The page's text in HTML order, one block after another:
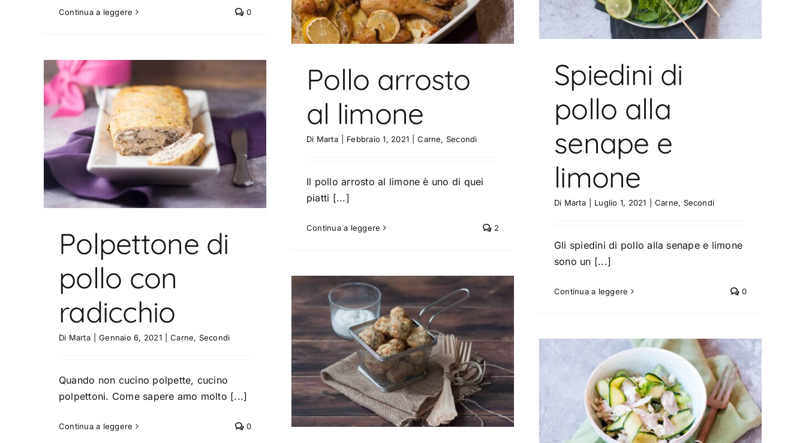
Continua a leggere 0
Spiedini di
pollo alla
senape e
limone
Di Marta Luglio 1, 2021 Carne, Secondi
Gli spiedini di pollo alla senape e limone
sono un [...]
Continua a leggere 0
Pollo arrosto
al limone
Di Marta Febbraio 1, 2021 Carne, Secondi
Il pollo arrosto al limone è uno di quei
piatti [...]
Continua a leggere 2
Polpettone di
pollo con
radicchio
Di Marta Gennaio 6, 2021 Carne, Secondi
Quando non cucino polpette, cucino
polpettoni. Come sapere amo molto [...]
Continua a leggere 0
Carne
Insalata di pollo estiva con
zucchine e feta